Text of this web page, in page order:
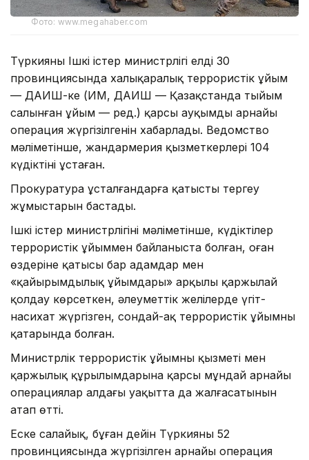
Фото: www.megahaber.com
Түркияның Ішкі істер министрлігі елдің 30
провинциясында халықаралық террористік ұйым
— ДАИШ-ке (ИМ, ДАИШ — Қазақстанда тыйым
салынған ұйым — ред.) қарсы ауқымды арнайы
операция жүргізілгенін хабарлады. Ведомство
мәліметінше, жандармерия қызметкерлері 104
күдіктіні ұстаған.
Прокуратура ұсталғандарға қатысты тергеу
жұмыстарын бастады.
Ішкі істер министрлігінің мәліметінше, күдіктілер
террористік ұйыммен байланыста болған, оған
өздеріне қатысы бар адамдар мен
«қайырымдылық ұйымдары» арқылы қаржылай
қолдау көрсеткен, әлеуметтік желілерде үгіт-
насихат жүргізген, сондай-ақ террористік ұйымның
қатарында болған.
Министрлік террористік ұйымның қызметі мен
қаржылық құрылымдарына қарсы мұндай арнайы
операциялар алдағы уақытта да жалғасатынын
атап өтті.
Еске салайық, бұған дейін Түркияның 52
провинциясында жүргізілген арнайы операция